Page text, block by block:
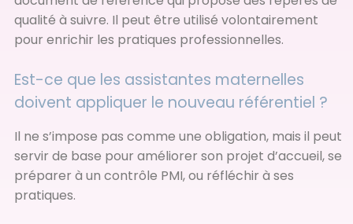
qualité à suivre. Il peut être utilisé volontairement
pour enrichir les pratiques professionnelles.
Est-ce que les assistantes maternelles
doivent appliquer le nouveau référentiel ?
Il ne s’impose pas comme une obligation, mais il peut
servir de base pour améliorer son projet d’accueil, se
préparer à un contrôle PMI, ou réfléchir à ses
pratiques.